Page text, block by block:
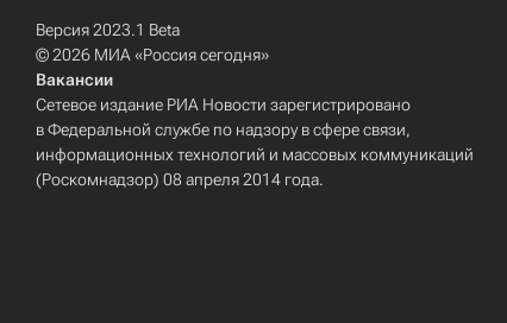
Версия 2023.1 Beta
© 2026 МИА «Россия сегодня»
Вакансии
Сетевое издание РИА Новости зарегистрировано
в Федеральной службе по надзору в сфере связи,
информационных технологий и массовых коммуникаций
(Роскомнадзор) 08 апреля 2014 года.